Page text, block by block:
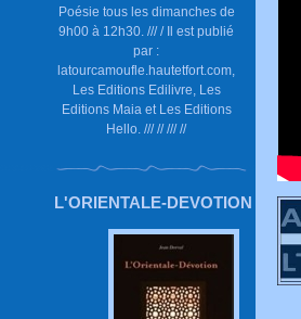
Poésie tous les dimanches de
9h00 à 12h30. /// / Il est publié
par :
latourcamoufle.hautetfort.com,
Les Editions Edilivre, Les
Editions Maia et Les Editions
Hello. /// // /// //
L'ORIENTALE-DEVOTION